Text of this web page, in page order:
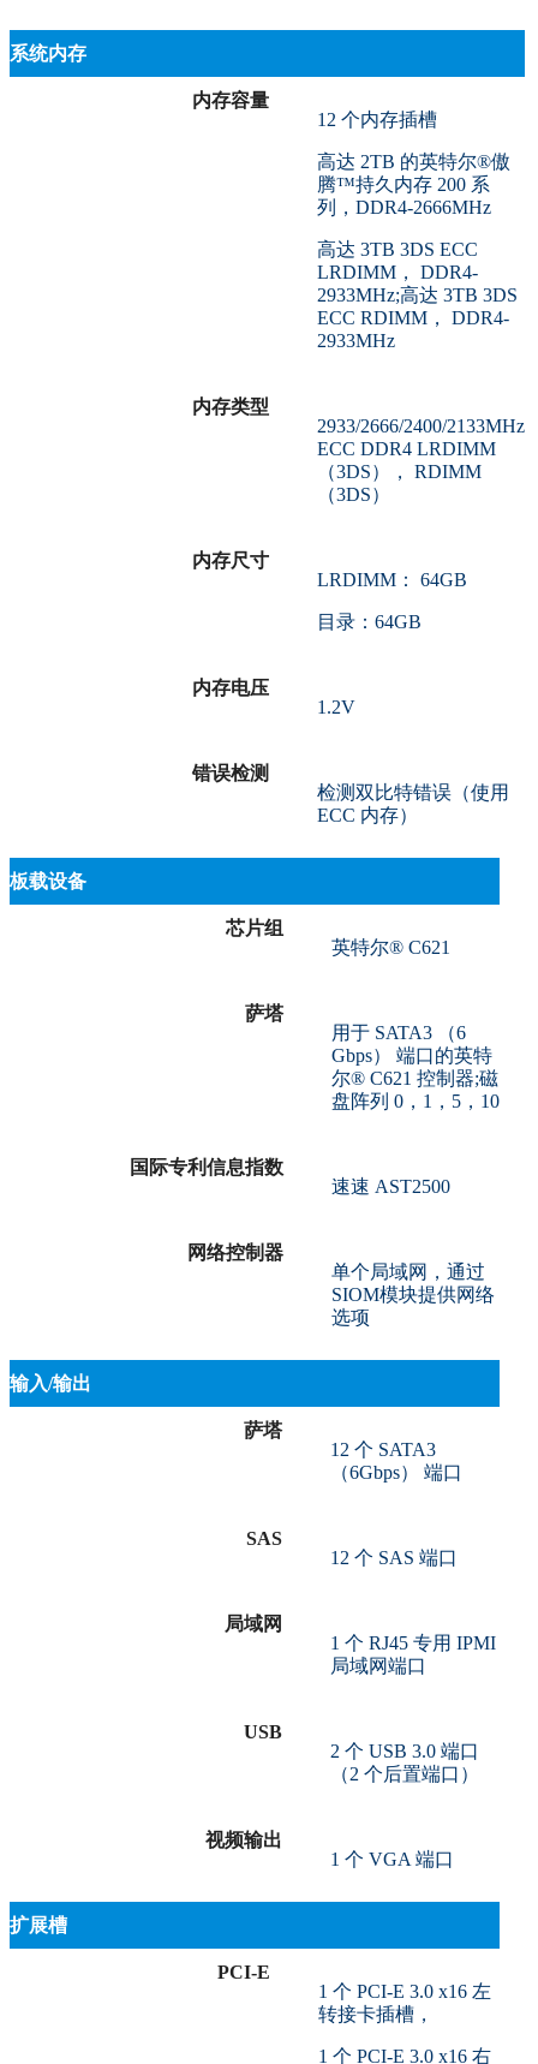
系统内存
内存容量
12 个内存插槽
高达 2TB 的英特尔®傲
腾™持久内存 200 系
列，DDR4-2666MHz
高达 3TB 3DS ECC
LRDIMM， DDR4-
2933MHz;高达 3TB 3DS
ECC RDIMM， DDR4-
2933MHz
内存类型
2933/2666/2400/2133MHz
ECC DDR4 LRDIMM
（3DS）， RDIMM
（3DS）
内存尺寸
LRDIMM： 64GB
目录：64GB
内存电压
1.2V
错误检测
检测双比特错误（使用
ECC 内存）
板载设备
芯片组
英特尔® C621
萨塔
用于 SATA3 （6
Gbps） 端口的英特
尔® C621 控制器;磁
盘阵列 0，1，5，10
国际专利信息指数
速速 AST2500
网络控制器
单个局域网，通过
SIOM模块提供网络
选项
输入/输出
萨塔
12 个 SATA3
（6Gbps） 端口
SAS
12 个 SAS 端口
局域网
1 个 RJ45 专用 IPMI
局域网端口
USB
2 个 USB 3.0 端口
（2 个后置端口）
视频输出
1 个 VGA 端口
扩展槽
PCI-E
1 个 PCI-E 3.0 x16 左
转接卡插槽，
1 个 PCI-E 3.0 x16 右